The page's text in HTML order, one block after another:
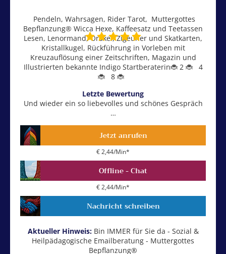
Pendeln, Wahrsagen, Rider Tarot, Muttergottes
Bepflanzung® Wicca Hexe, Kaffeesatz und Teetassen
Lesen, Lenormand, Orakel, Zigeuner und Skatkarten,
Kristallkugel, Rückführung in Vorleben mit
Kreuzauflösung einer Zeitschriften, Magazin und
Illustrierten bekannte Indigo Startberaterin🐞 2 🐞 4
🐞 8 🐞
Letzte Bewertung
Und wieder ein so liebevolles und schönes Gespräch
…
Jetzt anrufen
€ 2,44/Min*
Offline - Chat
€ 2,44/Min*
Nachricht schreiben
Aktueller Hinweis: Bin IMMER für Sie da - Sozial &
Heilpädagogische Emailberatung - Muttergottes
Bepflanzung®